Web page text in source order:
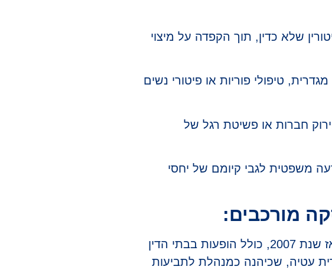
שלא כדין, תוך הקפדה על מיצוי
טיפולי פוריות או פיטורי נשים
חברות או פשיטת רגל של
משפטית לגבי קיומם של יחסי
מורכבים:
משפטי אסטרטגי המבוסס על ניסיון עשיר מאז שנת 2007, כולל הופעות בבתי הדין
עטיה, שכיהנה כמנהלת לתביעות